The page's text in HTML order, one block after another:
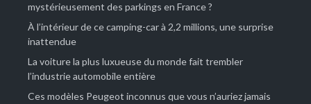
mystérieusement des parkings en France ?
À l’intérieur de ce camping-car à 2,2 millions, une surprise
inattendue
La voiture la plus luxueuse du monde fait trembler
l’industrie automobile entière
Ces modèles Peugeot inconnus que vous n’auriez jamais